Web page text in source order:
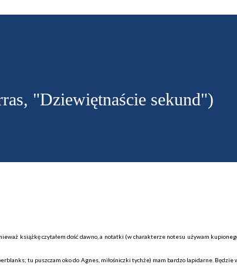
"Dziewiętnaście sekund")
książkę czytałem dość dawno , a notatki (w charakterze notesu używam
tu puszczam oko do Agnes, miłośniczki tychże) mam bardzo lapidarne. Będzie